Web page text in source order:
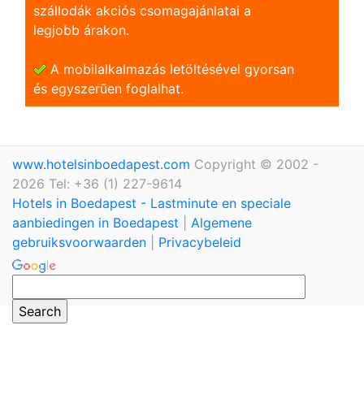
szállodák akciós csomagajánlatai a
legjobb árakon.
A mobilalkalmazás letöltésével gyorsan
és egyszerũen foglalhat.
www.hotelsinboedapest.com Copyright © 2002 -
2026 Tel: +36 (1) 227-9614
Hotels in Boedapest - Lastminute en speciale
aanbiedingen in Boedapest
Algemene
gebruiksvoorwaarden
Privacybeleid